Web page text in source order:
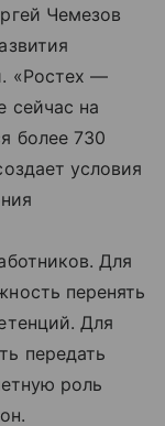
Чемезов
«Ростех —
сейчас на
более 730
условия
Для
перенять
Для
передать
роль